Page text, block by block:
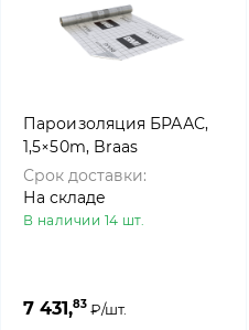
Пароизоляция БРААС,
1,5×50m, Braas
Срок доставки:
На складе
В наличии 14 шт.
7 431,83 ₽/шт.